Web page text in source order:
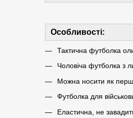
Особливості:
Тактична футболка
Чоловіча футболка з
Можна носити як
Футболка для
Еластична, не